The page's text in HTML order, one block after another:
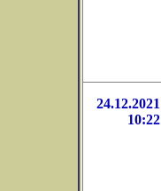
24.12.2021
10:22